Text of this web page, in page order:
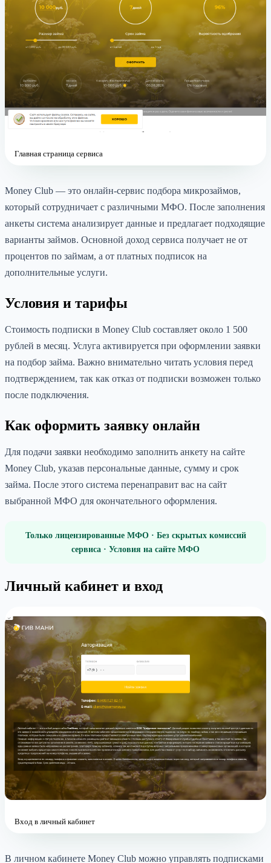
Главная страница сервиса
Money Club — это онлайн-сервис подбора микрозаймов,
который сотрудничает с различными МФО. После заполнения
анкеты система анализирует данные и предлагает подходящие
варианты займов. Основной доход сервиса получает не от
процентов по займам, а от платных подписок на
дополнительные услуги.
Условия и тарифы
Стоимость подписки в Money Club составляет около 1 500
рублей в месяц. Услуга активируется при оформлении заявки
на подбор займа. Важно внимательно читать условия перед
подтверждением, так как отказ от подписки возможен только
после подключения.
Как оформить заявку онлайн
Для подачи заявки необходимо заполнить анкету на сайте
Money Club, указав персональные данные, сумму и срок
займа. После этого система перенаправит вас на сайт
выбранной МФО для окончательного оформления.
Только лицензированные МФО · Без скрытых комиссий
сервиса · Условия на сайте МФО
Личный кабинет и вход
Вход в личный кабинет
В личном кабинете Money Club можно управлять подписками